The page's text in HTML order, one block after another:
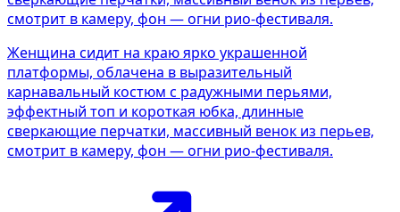
Женщина сидит на краю ярко украшенной
платформы, облачена в выразительный
карнавальный костюм с радужными перьями,
эффектный топ и короткая юбка, длинные
сверкающие перчатки, массивный венок из перьев,
смотрит в камеру, фон — огни рио-фестиваля.